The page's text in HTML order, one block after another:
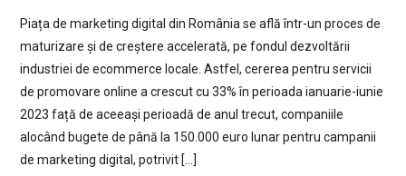
Piața de marketing digital din România se află într-un proces de
maturizare și de creștere accelerată, pe fondul dezvoltării
industriei de ecommerce locale. Astfel, cererea pentru servicii
de promovare online a crescut cu 33% în perioada ianuarie-iunie
2023 față de aceeași perioadă de anul trecut, companiile
alocând bugete de până la 150.000 euro lunar pentru campanii
de marketing digital, potrivit […]